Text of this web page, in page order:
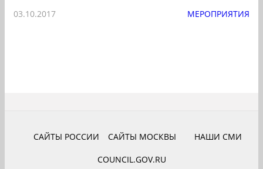
03.10.2017 МЕРОПРИЯТИЯ
САЙТЫ РОССИИ САЙТЫ МОСКВЫ НАШИ СМИ
COUNCIL.GOV.RU